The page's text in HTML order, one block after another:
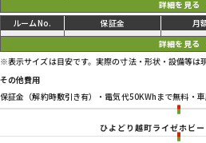
04 78,650円
※表示サイズは目安です。実際の寸法・形状・設備等は
その他費用
保証金（解約時敷引き有）・電気代50KWhまで無料・
ひよどり越町ライゼホビー